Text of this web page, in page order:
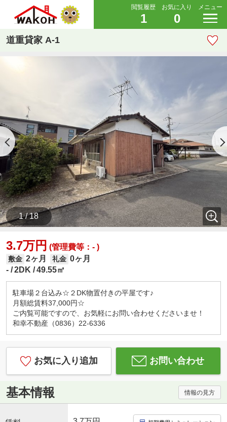
閲覧履歴
1
お気に入り
0
メニュー
道重貸家 A-1
1 / 18
3.7万円 (管理費等：- )
敷金 2ヶ月 礼金 0ヶ月
-
2DK 49.55㎡
駐車場２台込み☆２DK物置付きの平屋です♪
月額総賃料37,000円☆
ご内覧可能ですので、お気軽にお問い合わせくださいませ！
和幸不動産（0836）22-6336
お気に入り追加 お問い合わせ
基本情報 情報の見方